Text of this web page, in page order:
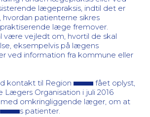
lægepraksis, indtil det er
hvordan patienterne sikres
læge fremover.
være vejledt om, hvortil de skal
eksempelvis på lægens
ved information fra kommune eller
kontakt til Region
fået oplyst,
Lægers Organisation i juli 2016
omkringliggende læger, om at
s patienter.